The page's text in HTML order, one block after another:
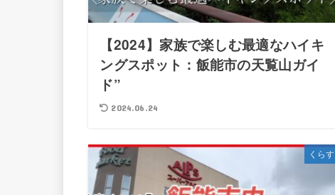
【2024】家族で楽しむ最適なハイキ
ングスポット：飯能市の天覧山ガイ
ド”
2024.06.24
くらす